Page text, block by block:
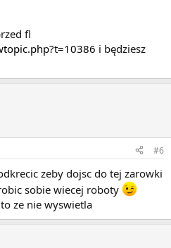
fl
i będziesz
#6
zeby dojsc do tej zarowki
sobie wiecej roboty
ze nie wyswietla